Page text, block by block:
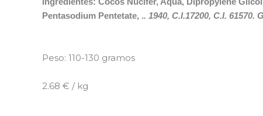
Pentasodium Pentetate, .. 1940, C.I.17200, C.I.
Peso: 110-130 gramos
2.68 € / kg